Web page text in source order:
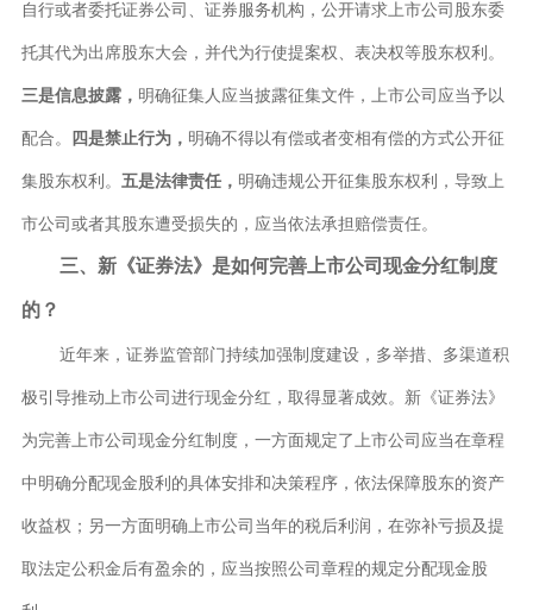
自行或者委托证券公司、证券服务机构，公开请求上市公司股东委
托其代为出席股东大会，并代为行使提案权、表决权等股东权利。
三是信息披露， 明确征集人应当披露征集文件，上市公司应当予以
配合。 四是禁止行为， 明确不得以有偿或者变相有偿的方式公开征
集股东权利。 五是法律责任， 明确违规公开征集股东权利，导致上
市公司或者其股东遭受损失的，应当依法承担赔偿责任。
三、新《证券法》是如何完善上市公司现金分红制度
的？
近年来，证券监管部门持续加强制度建设，多举措、多渠道积
极引导推动上市公司进行现金分红，取得显著成效。新《证券法》
为完善上市公司现金分红制度，一方面规定了上市公司应当在章程
中明确分配现金股利的具体安排和决策程序，依法保障股东的资产
收益权；另一方面明确上市公司当年的税后利润，在弥补亏损及提
取法定公积金后有盈余的，应当按照公司章程的规定分配现金股